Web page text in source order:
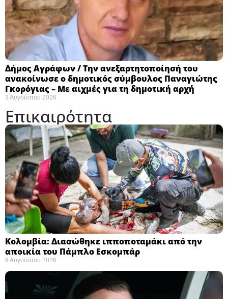
Δήμος Αγράφων / Την ανεξαρτητοποίησή του
ανακοίνωσε ο δημοτικός σύμβουλος Παναγιώτης
Γκορόγιας – Με αιχμές για τη δημοτική αρχή
3 Αυγούστου 2026
Επικαιρότητα
Κολομβία: Διασώθηκε ιπποποταμάκι από την
αποικία του Πάμπλο Εσκομπάρ ​
6 Αυγούστου 2026